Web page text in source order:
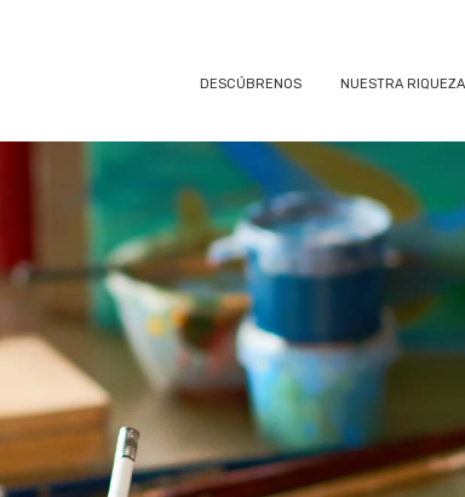
DESCÚBRENOS NUESTRA RIQUEZA